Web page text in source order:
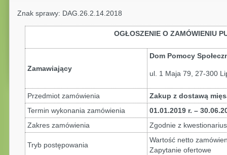
Znak sprawy: DAG.26.2.14.2018
OGŁOSZENIE O ZAMÓWIENIU
Zamawiający
Dom Pomocy
ul. 1 Maja 79, 27-300
Przedmiot zamówienia
Zakup z dostawą
Termin wykonania zamówienia
01.01.2019 r. –
Zakres zamówienia
Zgodnie z
Tryb postępowania
Wartość netto
Zapytanie ofertowe